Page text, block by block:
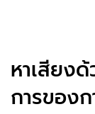
หาเสียง
การของ